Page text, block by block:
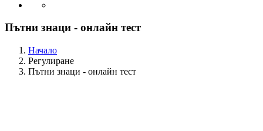
Пътни знаци - онлайн тест
Начало
Регулиране
Пътни знаци - онлайн тест